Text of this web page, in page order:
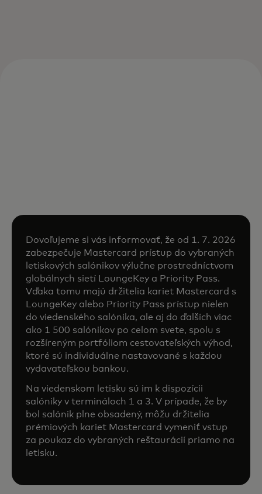
Dovoľujeme si vás informovať, že od 1. 7. 2026
zabezpečuje Mastercard prístup do vybraných
letiskových salónikov výlučne prostredníctvom
globálnych sietí LoungeKey a Priority Pass.
Vďaka tomu majú držitelia kariet Mastercard s
LoungeKey alebo Priority Pass prístup nielen
do viedenského salónika, ale aj do ďalších viac
ako 1 500 salónikov po celom svete, spolu s
rozšíreným portfóliom cestovateľských výhod,
ktoré sú individuálne nastavované s každou
vydavateľskou bankou.
Na viedenskom letisku sú im k dispozícii
salóniky v termináloch 1 a 3. V prípade, že by
bol salónik plne obsadený, môžu držitelia
prémiových kariet Mastercard vymeniť vstup
za poukaz do vybraných reštaurácií priamo na
letisku.